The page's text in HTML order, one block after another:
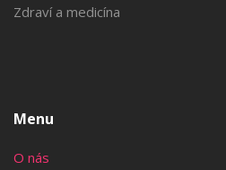
Zdraví a medicína
Menu
O nás